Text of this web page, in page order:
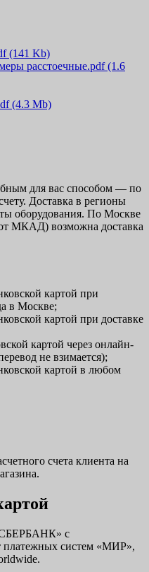
(141 Kb)
расстоечные.pdf(1.6
(4.3 Mb)
для вас способом — по
Доставка в регионы
оборудования. По Москве
МКАД) возможна доставка
картой при
в Москве;
картой при доставке
картой через онлайн-
не взимается);
картой в любом
счета клиента на
с
платежных систем «МИР»,